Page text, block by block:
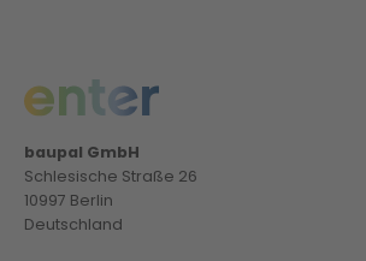
baupal GmbH
Schlesische Straße 26
10997 Berlin
Deutschland